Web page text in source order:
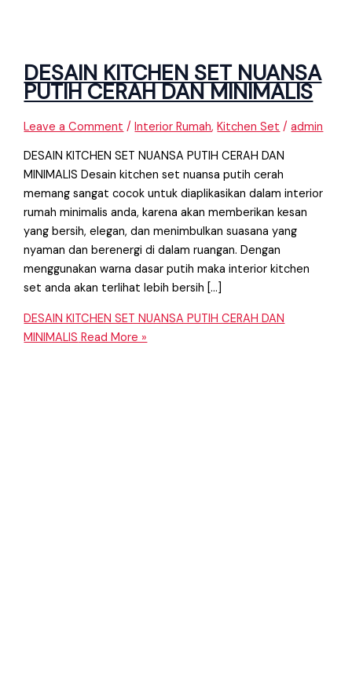
DESAIN KITCHEN SET NUANSA
PUTIH CERAH DAN MINIMALIS
Leave a Comment /Interior Rumah,Kitchen Set /admin
DESAIN KITCHEN SET NUANSA PUTIH CERAH DAN
MINIMALIS Desain kitchen set nuansa putih cerah
memang sangat cocok untuk diaplikasikan dalam interior
rumah minimalis anda, karena akan memberikan kesan
yang bersih, elegan, dan menimbulkan suasana yang
nyaman dan berenergi di dalam ruangan. Dengan
menggunakan warna dasar putih maka interior kitchen
set anda akan terlihat lebih bersih […]
DESAIN KITCHEN SET NUANSA PUTIH CERAH DAN
MINIMALIS Read More »